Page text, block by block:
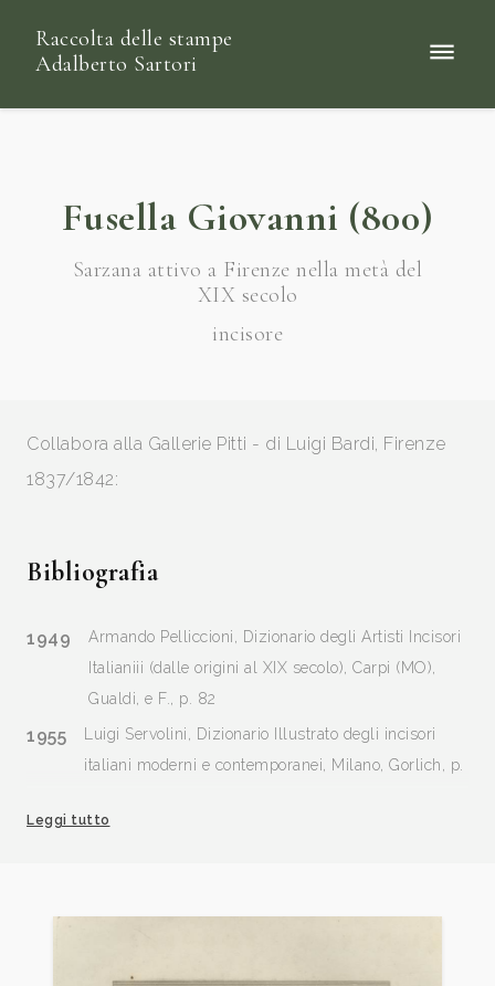
Raccolta delle stampe
Adalberto Sartori
Fusella Giovanni (800)
Sarzana attivo a Firenze nella metà del
XIX secolo
incisore
Collabora alla Gallerie Pitti - di Luigi Bardi, Firenze
1837/1842:
Bibliografia
1949
Armando Pelliccioni, Dizionario degli Artisti Incisori
Italianiii (dalle origini al XIX secolo), Carpi (MO),
Gualdi, e F., p. 82
1955
Luigi Servolini, Dizionario Illustrato degli incisori
italiani moderni e contemporanei, Milano, Gorlich, p.
Leggi tutto